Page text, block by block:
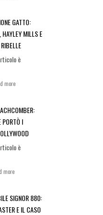
GATTO:
HAYLEY MILLS E
è
more
PORTÒ I
è
more
SIGNOR 880:
E IL CASO